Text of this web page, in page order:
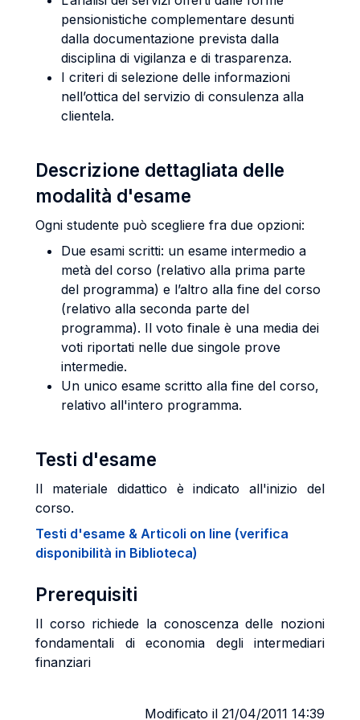
pensionistiche complementare desunti
dalla documentazione prevista dalla
disciplina di vigilanza e di trasparenza.
I criteri di selezione delle informazioni
nell’ottica del servizio di consulenza alla
clientela.
Descrizione dettagliata delle
modalità d'esame
Ogni studente può scegliere fra due opzioni:
Due esami scritti: un esame intermedio a
metà del corso (relativo alla prima parte
del programma) e l’altro alla fine del corso
(relativo alla seconda parte del
programma). Il voto finale è una media dei
voti riportati nelle due singole prove
intermedie.
Un unico esame scritto alla fine del corso,
relativo all'intero programma.
Testi d'esame
Il materiale didattico è indicato all'inizio del
corso.
Testi d'esame & Articoli on line (verifica
disponibilità in Biblioteca)
Prerequisiti
Il corso richiede la conoscenza delle nozioni
fondamentali di economia degli intermediari
finanziari
Modificato il 21/04/2011 14:39